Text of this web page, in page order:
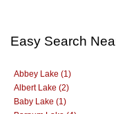
Easy Search
Abbey Lake (1)
Albert Lake (2)
Baby Lake (1)